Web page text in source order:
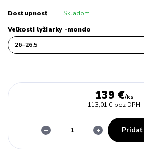
Dostupnosť Skladom
Veľkosti lyžiarky -mondo
139 €/ks
113,01 € bez DPH